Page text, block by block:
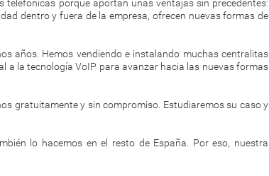
porque aportan unas ventajas sin precedentes:
dentro y fuera de la empresa, ofrecen nuevas formas de
años. Hemos vendiendo e instalando muchas centralitas
a la tecnología VoIP para avanzar hacia las nuevas formas
gratuitamente y sin compromiso. Estudiaremos su caso y
lo hacemos en el resto de España. Por eso, nuestra